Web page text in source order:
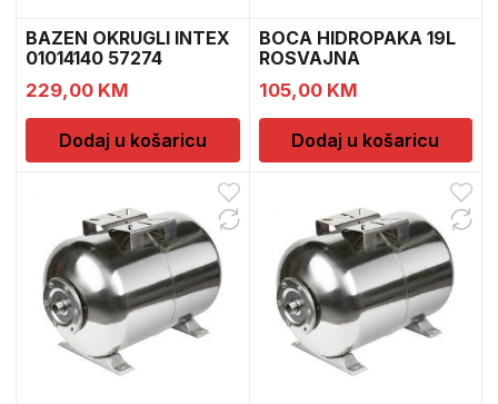
BAZEN OKRUGLI INTEX
01014140 57274
229,00 KM
Dodaj u košaricu
BOCA HIDROPAKA 19L
ROSVAJNA
105,00 KM
Dodaj u košaricu